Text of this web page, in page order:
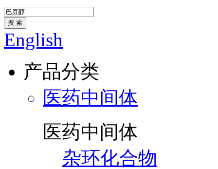
搜 索
English
产品分类
医药中间体
医药中间体
杂环化合物